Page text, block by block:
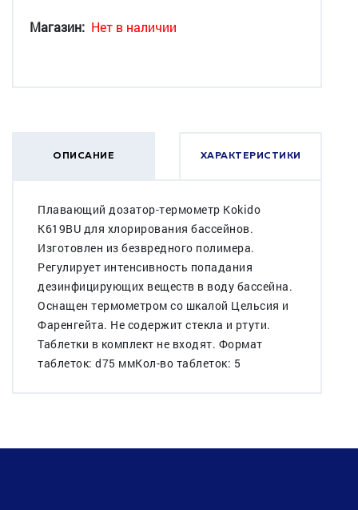
Магазин: Нет в наличии
ОПИСАНИЕ ХАРАКТЕРИСТИКИ
Плавающий дозатор-термометр Kokido
K619BU для хлорирования бассейнов.
Изготовлен из безвредного полимера.
Регулирует интенсивность попадания
дезинфицирующих веществ в воду бассейна.
Оснащен термометром со шкалой Цельсия и
Фаренгейта. Не содержит стекла и ртути.
Таблетки в комплект не входят. Формат
таблеток: d75 ммКол-во таблеток: 5